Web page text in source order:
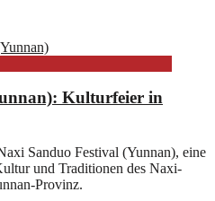
Kulturfeier in
Sanduo Festival (Yunnan), eine
und Traditionen des Naxi-
Provinz.